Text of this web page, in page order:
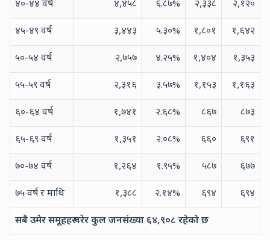
४०-४४ वर्ष ४,४५८ ६.८७% २,३३८ २,१२०
४५-४९ वर्ष ३,४४३ ५.३०% १,८०१ १,६४२
५०-५४ वर्ष २,७५७ ४.२५% १,४०४ १,३५३
५५-५९ वर्ष २,३१६ ३.५७% १,१५३ १,१६३
६०-६४ वर्ष १,७४१ २.६८% ८६७ ८७३
६५-६९ वर्ष १,३५१ २.०८% ६६० ६९१
७०-७४ वर्ष १,२६४ १.९५% ५८७ ६७७
७५ वर्ष र माथि १,३८८ २.१४% ६९४ ६९४
सबै उमेर समूहहरू गरेर कुल जनसंख्या ६४,९०८ रहेको छ